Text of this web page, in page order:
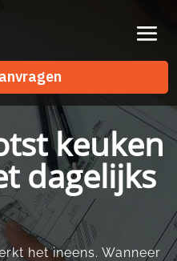
keuken
dagelijks
het ineens.​ Wanneer